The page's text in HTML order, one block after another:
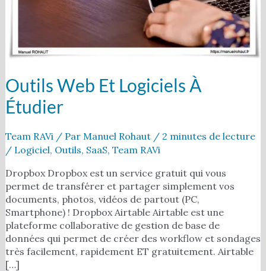
Outils Web Et Logiciels À
Étudier
Team RAVi / Par Manuel Rohaut / 2 minutes de lecture
/ Logiciel, Outils, SaaS, Team RAVi
Dropbox Dropbox est un service gratuit qui vous
permet de transférer et partager simplement vos
documents, photos, vidéos de partout (PC,
Smartphone) ! Dropbox Airtable Airtable est une
plateforme collaborative de gestion de base de
données qui permet de créer des workflow et sondages
très facilement, rapidement ET gratuitement. Airtable
[…]